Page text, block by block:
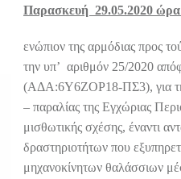
Παρασκευή 29.05.2020
ενώπιον της αρμόδιας προς
την υπ’ αριθμόν 25/2020
(ΑΔΑ:6Υ6ΖOΡ18-ΠΣ3), για
– παραλίας της Εγχώριας
μισθωτικής σχέσης, έναντι
δραστηριοτήτων που
μηχανοκίνητων θαλάσσιων